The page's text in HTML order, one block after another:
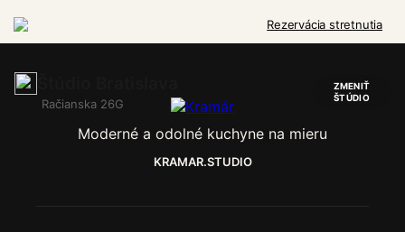
na
obsah
Rezervácia stretnutia
Račianska 26G
ZMENIŤ
ŠTÚDIO
Moderné a odolné kuchyne na mieru
KRAMAR.STUDIO